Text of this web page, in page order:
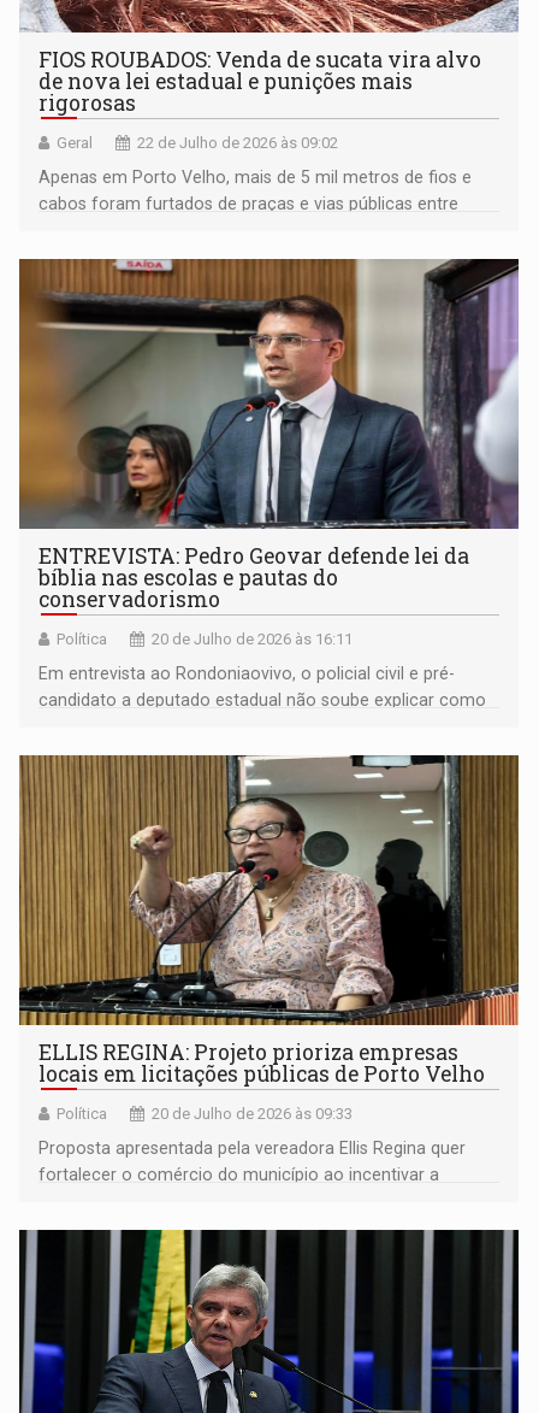
FIOS ROUBADOS: Venda de sucata vira alvo
de nova lei estadual e punições mais
rigorosas
Geral 22 de Julho de 2026 às 09:02
Apenas em Porto Velho, mais de 5 mil metros de fios e
cabos foram furtados de praças e vias públicas entre
milhão
ENTREVISTA: Pedro Geovar defende lei da
bíblia nas escolas e pautas do
conservadorismo
Política 20 de Julho de 2026 às 16:11
Em entrevista ao Rondoniaovivo, o policial civil e pré-
candidato a deputado estadual não soube explicar como
à gestão da segurança pública do governo de Rondônia
ELLIS REGINA: Projeto prioriza empresas
locais em licitações públicas de Porto Velho
Política 20 de Julho de 2026 às 09:33
Proposta apresentada pela vereadora Ellis Regina quer
fortalecer o comércio do município ao incentivar a
com a Prefeitura